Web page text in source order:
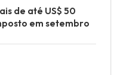
de até US$ 50
em setembro